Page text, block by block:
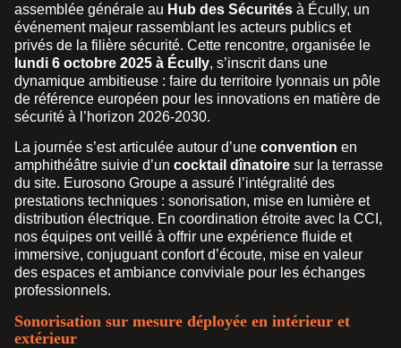
assemblée générale au Hub des Sécurités à Écully, un
événement majeur rassemblant les acteurs publics et
privés de la filière sécurité. Cette rencontre, organisée le
lundi 6 octobre 2025 à Écully, s’inscrit dans une
dynamique ambitieuse : faire du territoire lyonnais un pôle
de référence européen pour les innovations en matière de
sécurité à l’horizon 2026-2030.
La journée s’est articulée autour d’une convention en
amphithéâtre suivie d’un cocktail dînatoire sur la terrasse
du site. Eurosono Groupe a assuré l’intégralité des
prestations techniques : sonorisation, mise en lumière et
distribution électrique. En coordination étroite avec la CCI,
nos équipes ont veillé à offrir une expérience fluide et
immersive, conjuguant confort d’écoute, mise en valeur
des espaces et ambiance conviviale pour les échanges
professionnels.
Sonorisation sur mesure déployée en intérieur et
extérieur